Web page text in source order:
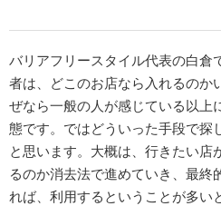
バリアフリースタイル代表の白倉
者は、どこのお店なら入れるのか
ぜなら一般の人が感じている以上
態です。ではどういった手段で探
と思います。大概は、行きたい店
るのか消去法で進めていき、最終
れば、利用するということが多い